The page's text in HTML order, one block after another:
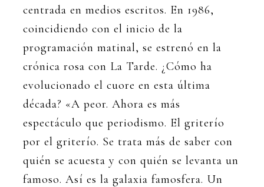
centrada en medios escritos. En 1986,
coincidiendo con el inicio de la
programación matinal, se estrenó en la
crónica rosa con La Tarde. ¿Cómo ha
evolucionado el cuore en esta última
década? «A peor. Ahora es más
espectáculo que periodismo. El griterío
por el griterío. Se trata más de saber con
quién se acuesta y con quién se levanta un
famoso. Así es la galaxia famosfera. Un